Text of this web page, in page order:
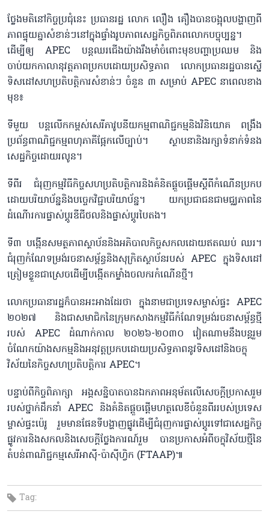
ថ្លែងមតិនៅកិច្ចប្រជុំនេះ ប្រធានរដ្ឋ លោក លឿង គឿងបានចង្អុលបង្ហាញពី
ភាពផ្ទុយគ្នាសំខាន់ៗនៅក្នុងផ្ទាំងរូបភាពសេដ្ឋកិច្ចពិភពលោកបច្ចុប្បន្ន។
ដើម្បីឲ្យ APEC បន្តឈរជើងយ៉ាងរឹងមាំចំពោះមុខបញ្ហាប្រឈម និង
ចាប់យកកាលានុវត្តភាពប្រកបដោយប្រសិទ្ធភាព លោកប្រធានរដ្ឋបានស្នើ
ទិសដៅសហប្រតិបត្តិការសំខាន់ៗ ចំនួន ៣ សម្រាប់ APEC នាពេលខាង
មុខ៖
ទីមួយ បន្តលើកកម្ពស់សេរីភាវូបនីយកម្មពាណិជ្ជកម្មនិងវិនិយោគ ពង្រឹង
ប្រព័ន្ធពាណិជ្ជកម្មពហុភាគីផ្អែកលើច្បាប់។ ស្ថាបនានិងរក្សាទំនាក់ទំនង
សេដ្ឋកិច្ចដោយរលូន។
ទីពីរ ជំរុញកម្មវិធីកិច្ចសហប្រតិបត្តិការនិងគំនិតផ្តួចផ្តើមស្តីពីកំណើនប្រកប
ដោយបរិយាប័ន្ននិងបច្ចេកវិជ្ជាបរិយាប័ន្ន។ យកប្រជាជនជាមជ្ឈភាពនៃ
ដំណើារការផ្លាស់ប្តូរឌីជីថលនិងផ្លាស់ប្តូរបៃតង។
ទី៣ បង្កើនសមត្ថភាពស្ថាប័ននិងអភិបាលកិច្ចសកលដោយឥតឈប់ ឈរ។
ជំរុញកំណែទម្រង់រចនាសម្ព័ន្ធនិងសុក្រិតស្ថាប័នរបស់ APEC ក្នុងទិសដៅ
ត្រៀមខ្លួនជាស្រេចដើម្បីបង្កើតកម្លាំងចលករកំណើនថ្មី។
លោកប្រធានារដ្ឋក៏បានអះអាងដែរថា ក្នុងនាមជាប្រទេសម្ចាស់ផ្ទះ APEC
២០២៧ និងជាសមាជិកនៃក្រុមកសាងកម្មវិធីកំណែទម្រង់រចនាសម្ព័ន្ធថ្មី
របស់ APEC ដំណាក់កាល ២០២៦-២០៣០ វៀតណាមនឹងបន្តរួម
ចំណែកយ៉ាងសកម្មនិងអនុវត្តប្រកបដោយប្រសិទ្ធភាពនូវទិសដៅនិងចក្ខុ
វិស័យនៃកិច្ចសហប្រតិបត្តិការ APEC។
បន្ទាប់ពីកិច្ចពិភាក្សា អង្គសន្និបាតបានឯកភាពអនុម័តលើសេចក្តីប្រកាសរួម
របស់ថ្នាក់ដឹកនាំ APEC និងគំនិតផ្តួចផ្តើមហត្ថលេខីចំនួនពីររបស់ប្រទេស
ម្ចាស់ផ្ទះប៉េរូ រួមមានផែនទីបង្ហាញផ្លូវដើម្បីជំរុញការផ្លាស់ប្តូរទៅជាសេដ្ឋកិច្ច
ផ្លូវការនិងសកលនិងសេចក្តីថ្លែងការណ៍រួម បានប្រកាសអំពីចក្ខុវិស័យថ្មីនៃ
តំបន់ពាណិជ្ជកម្មសេរីអាស៊ី-ប៉ាស៊ីហ្វិក (FTAAP)៕
Tag: